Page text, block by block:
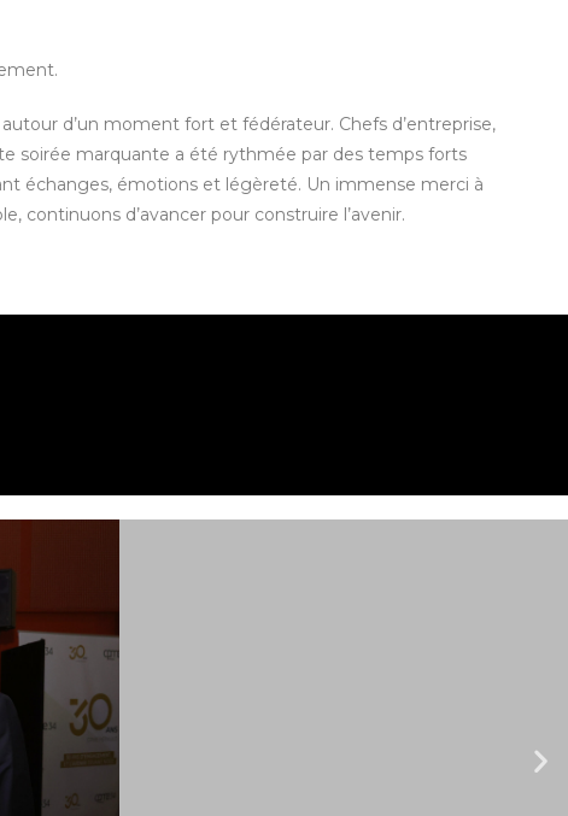
votre voix
d’un moment fort et fédérateur. Chefs d’entreprise,
soirée marquante a été rythmée par des temps forts
échanges, émotions et légèreté. Un immense merci à
d’avancer pour construire l’avenir.